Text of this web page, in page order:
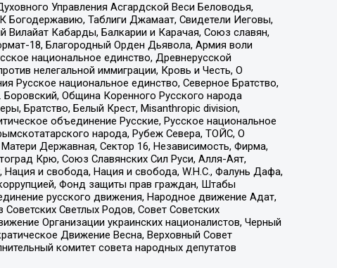
Управления Асгардской Веси Беловодья,
Таблиги Джамаат, Свидетели Иеговы,
Кабарды, Балкарии и Карачая, Союз славян,
18, Благородный Орден Дьявола, Армия воли
национальное единство, Древнерусской
нелегальной иммиграции, Кровь и Честь, О
Русское национальное единство, Северное Братство,
Община Коренного Русского народа
Братство, Белый Крест, Misanthropic division,
объединение Русские, Русское национальное
народа, Рубеж Севера, ТОЙС, О
Державная, Сектор 16, Независимость, Фирма,
Крю, Союз Славянских Сил Руси, Алля-Аят,
Нация и свобода, Нация и свобода, W.H.С., Фалунь Дафа,
Фонд защиты прав граждан, Штабы
русского движения, Народное движение Адат,
Светлых Родов, Совет Советских
Организации украинских националистов, Черный
Движение Весна, Верховный Совет
комитет совета народных депутатов